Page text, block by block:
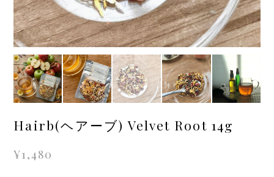
Hairb(ヘアーブ) Velvet Root 14g
¥1,480